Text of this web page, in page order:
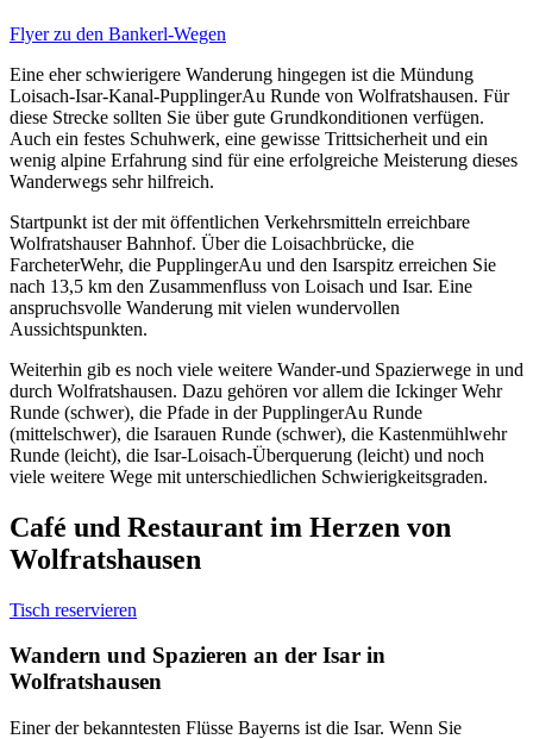
Flyer zu den Bankerl-Wegen
Eine eher schwierigere Wanderung hingegen ist die Mündung
Loisach-Isar-Kanal-PupplingerAu Runde von Wolfratshausen. Für
diese Strecke sollten Sie über gute Grundkonditionen verfügen.
Auch ein festes Schuhwerk, eine gewisse Trittsicherheit und ein
wenig alpine Erfahrung sind für eine erfolgreiche Meisterung dieses
Wanderwegs sehr hilfreich.
Startpunkt ist der mit öffentlichen Verkehrsmitteln erreichbare
Wolfratshauser Bahnhof. Über die Loisachbrücke, die
FarcheterWehr, die PupplingerAu und den Isarspitz erreichen Sie
nach 13,5 km den Zusammenfluss von Loisach und Isar. Eine
anspruchsvolle Wanderung mit vielen wundervollen
Aussichtspunkten.
Weiterhin gib es noch viele weitere Wander-und Spazierwege in und
durch Wolfratshausen. Dazu gehören vor allem die Ickinger Wehr
Runde (schwer), die Pfade in der PupplingerAu Runde
(mittelschwer), die Isarauen Runde (schwer), die Kastenmühlwehr
Runde (leicht), die Isar-Loisach-Überquerung (leicht) und noch
viele weitere Wege mit unterschiedlichen Schwierigkeitsgraden.
Café und Restaurant im Herzen von
Wolfratshausen
Tisch reservieren
Wandern und Spazieren an der Isar in
Wolfratshausen
Einer der bekanntesten Flüsse Bayerns ist die Isar. Wenn Sie